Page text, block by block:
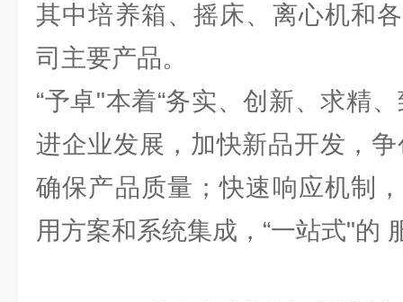
其中培养箱、摇床、离心机和
司主要产品。
“予卓"本着“务实、创新、求精
进企业发展，加快新品开发，
确保产品质量；快速响应机制
用方案和系统集成，“一站式"的